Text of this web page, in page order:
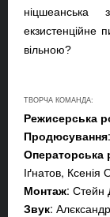
ніцшеанська
екзистенційне
вільною?
ТВОРЧА КОМАНДА:
Режисерська
Продюсування
Операторська
Іґнатов, Ксенія
Монтаж: Стейн
Звук: